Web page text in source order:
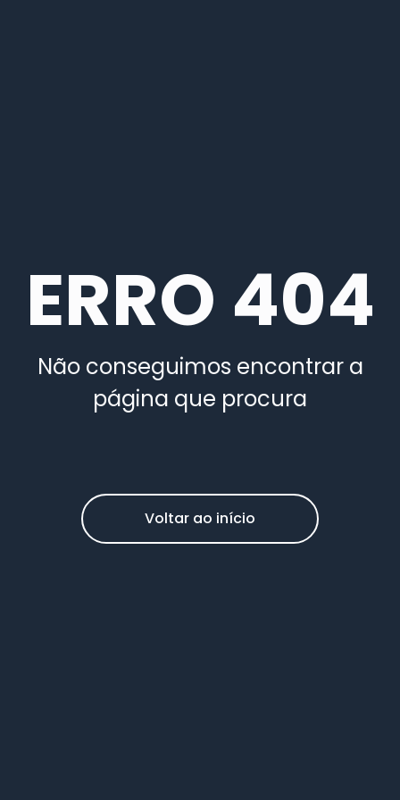
ERRO 404
Não conseguimos encontrar a
página que procura
Voltar ao início